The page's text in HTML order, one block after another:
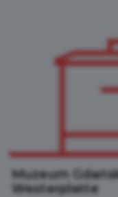
Muzeum
Westerplatte